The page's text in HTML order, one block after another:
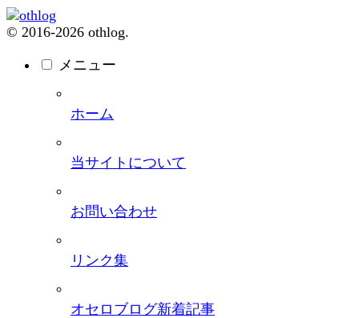
© 2016-2026 othlog.
メニュー
ホーム
当サイトについて
お問い合わせ
リンク集
オセロブログ新着記事